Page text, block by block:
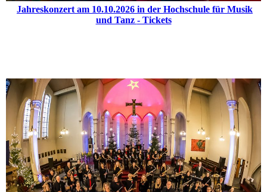
Jahreskonzert am 10.10.2026 in der Hochschule für Musik
und Tanz - Tickets